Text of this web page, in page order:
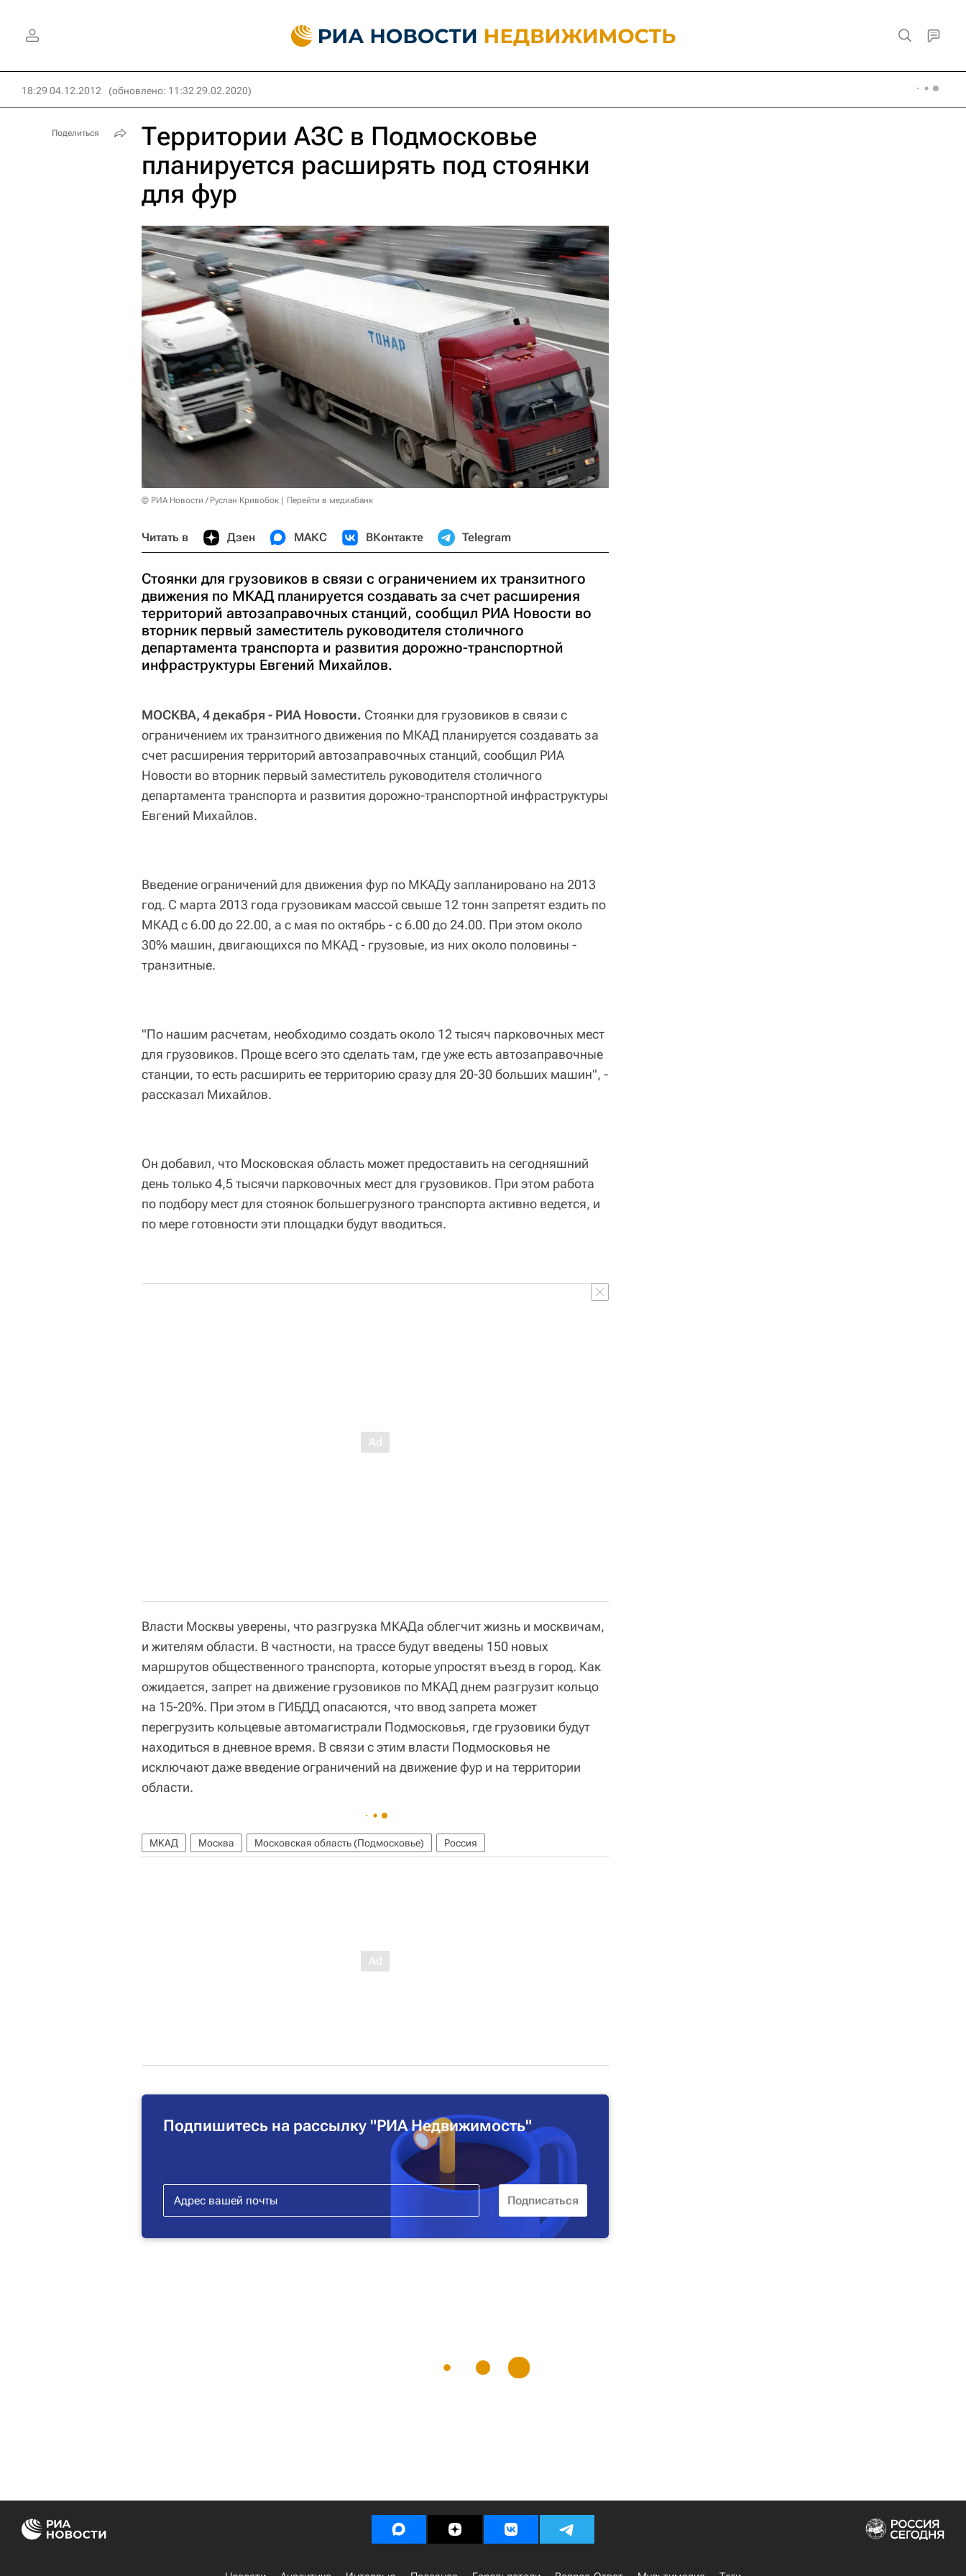
18:29 04.12.2012 (обновлено: 11:32 29.02.2020)
Территории АЗС в Подмосковье
планируется расширять под стоянки
для фур
© РИА Новости / Руслан Кривобок Перейти в медиабанк
Читать в Дзен МАКС ВКонтакте Telegram
Стоянки для грузовиков в связи с ограничением их транзитного
движения по МКАД планируется создавать за счет расширения
территорий автозаправочных станций, сообщил РИА Новости во
вторник первый заместитель руководителя столичного
департамента транспорта и развития дорожно-транспортной
инфраструктуры Евгений Михайлов.
МОСКВА, 4 декабря - РИА Новости. Стоянки для грузовиков в связи с
ограничением их транзитного движения по МКАД планируется создавать за
счет расширения территорий автозаправочных станций, сообщил РИА
Новости во вторник первый заместитель руководителя столичного
департамента транспорта и развития дорожно-транспортной инфраструктуры
Евгений Михайлов.
Введение ограничений для движения фур по МКАДу запланировано на 2013
год. С марта 2013 года грузовикам массой свыше 12 тонн запретят ездить по
МКАД с 6.00 до 22.00, а с мая по октябрь - с 6.00 до 24.00. При этом около
30% машин, двигающихся по МКАД - грузовые, из них около половины -
транзитные.
"По нашим расчетам, необходимо создать около 12 тысяч парковочных мест
для грузовиков. Проще всего это сделать там, где уже есть автозаправочные
станции, то есть расширить ее территорию сразу для 20-30 больших машин", -
рассказал Михайлов.
Он добавил, что Московская область может предоставить на сегодняшний
день только 4,5 тысячи парковочных мест для грузовиков. При этом работа
по подбору мест для стоянок большегрузного транспорта активно ведется, и
по мере готовности эти площадки будут вводиться.
Власти Москвы уверены, что разгрузка МКАДа облегчит жизнь и москвичам,
и жителям области. В частности, на трассе будут введены 150 новых
маршрутов общественного транспорта, которые упростят въезд в город. Как
ожидается, запрет на движение грузовиков по МКАД днем разгрузит кольцо
на 15-20%. При этом в ГИБДД опасаются, что ввод запрета может
перегрузить кольцевые автомагистрали Подмосковья, где грузовики будут
находиться в дневное время. В связи с этим власти Подмосковья не
исключают даже введение ограничений на движение фур и на территории
области.
МКАД Москва Московская область (Подмосковье) Россия
Подпишитесь на рассылку "РИА Недвижимость"
Поделиться